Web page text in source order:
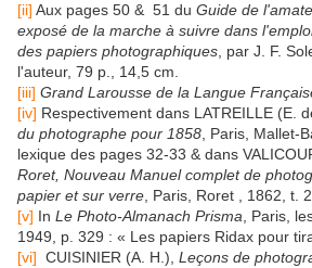
[ii] Aux pages 50 & 51 du Guide de
exposé de la marche à suivre dans
des papiers photographiques, par J. F.
l'auteur, 79 p., 14,5 cm.
[iii] Grand Larousse de la Langue
[iv] Respectivement dans LATREILLE (E.
du photographe pour 1858, Paris, Mallet-
lexique des pages 32-33 & dans
Roret, Nouveau Manuel complet de
papier et sur verre, Paris, Roret , 1862, t.
[v] In Le Photo-Almanach Prisma, Paris,
1949, p. 329 : « Les papiers Ridax pour
[vi] CUISINIER (A. H.), Leçons de